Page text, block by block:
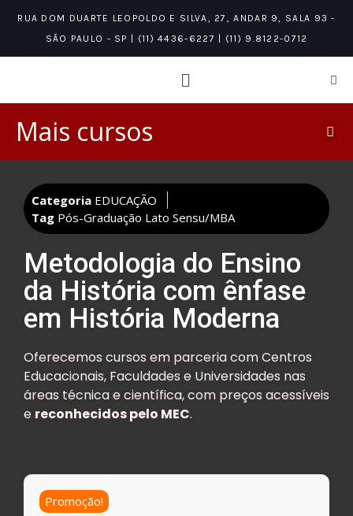
RUA DOM DUARTE LEOPOLDO E SILVA, 27, ANDAR 9, SALA 93 -
SÃO PAULO - SP | (11) 4436-6227 | (11) 9.8122-0712
Mais cursos
Categoria EDUCAÇÃO
Tag Pós-Graduação Lato Sensu/MBA
Metodologia do Ensino
da História com ênfase
em História Moderna
Oferecemos cursos em parceria com Centros
Educacionais, Faculdades e Universidades nas
áreas técnica e científica, com preços acessíveis
e reconhecidos pelo MEC.
Promoção!